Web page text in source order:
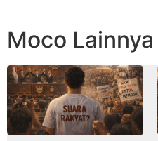
Moco Lainnya